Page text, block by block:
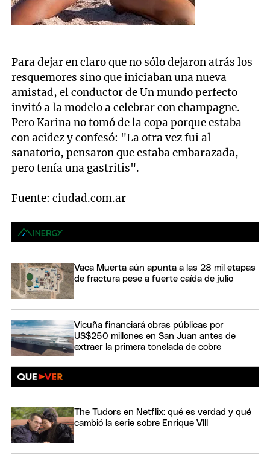
Para dejar en claro que no sólo dejaron atrás los
resquemores sino que iniciaban una nueva
amistad, el conductor de Un mundo perfecto
invitó a la modelo a celebrar con champagne.
Pero Karina no tomó de la copa porque estaba
con acidez y confesó: "La otra vez fui al
sanatorio, pensaron que estaba embarazada,
pero tenía una gastritis".
Fuente: ciudad.com.ar
Vaca Muerta aún apunta a las 28 mil etapas
de fractura pese a fuerte caída de julio
Vicuña financiará obras públicas por
US$250 millones en San Juan antes de
extraer la primera tonelada de cobre
The Tudors en Netflix: qué es verdad y qué
cambió la serie sobre Enrique VIII